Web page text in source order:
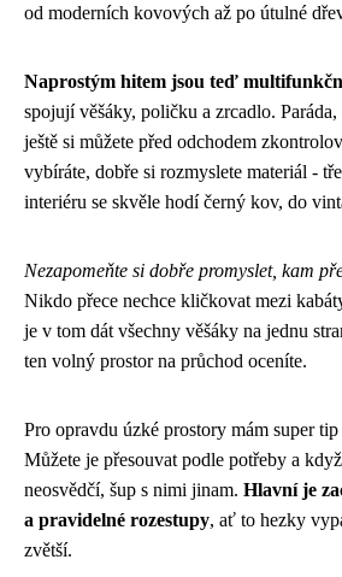
od moderních kovových až po útulné
Naprostým hitem jsou teď
spojují věšáky, poličku a zrcadlo. Paráda,
ještě si můžete před odchodem
vybíráte, dobře si rozmyslete materiál -
interiéru se skvěle hodí černý kov, do
Nezapomeňte si dobře promyslet, kam
Nikdo přece nechce kličkovat mezi
je v tom dát všechny věšáky na jednu
ten volný prostor na průchod oceníte.
Pro opravdu úzké prostory mám super
Můžete je přesouvat podle potřeby a
neosvědčí, šup s nimi jinam. Hlavní je
a pravidelné rozestupy, ať to hezky
zvětší.